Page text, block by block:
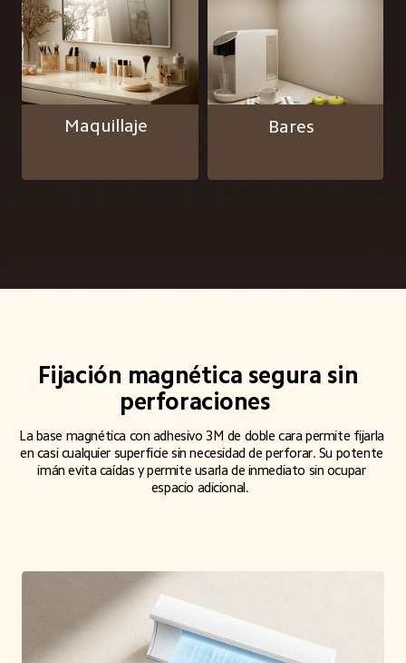
Maquillaje Bares
Fijación magnética segura sin
perforaciones
La base magnética con adhesivo 3M de doble cara permite fijarla
en casi cualquier superficie sin necesidad de perforar. Su potente
imán evita caídas y permite usarla de inmediato sin ocupar
espacio adicional.